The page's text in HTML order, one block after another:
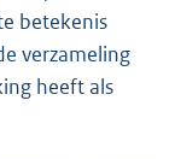
betekenis
verzameling
heeft als